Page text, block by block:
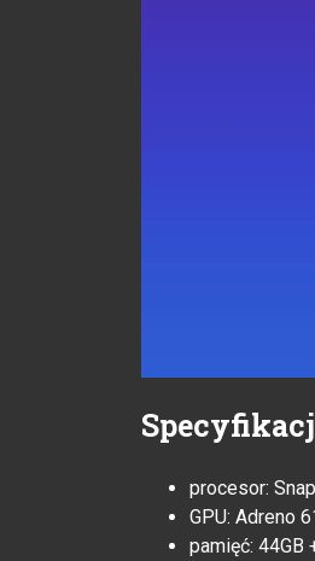
procesor:
GPU: Adreno
pamięć: 44GB